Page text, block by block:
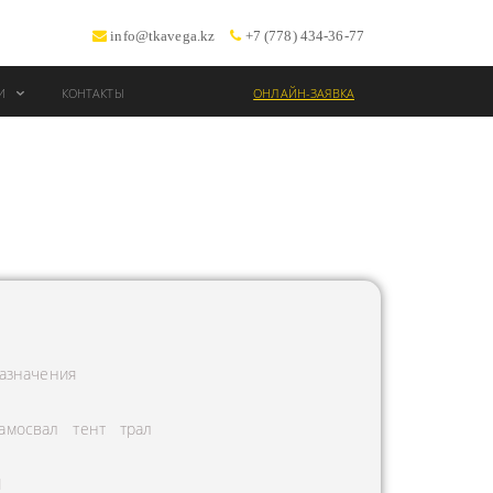
info@tkavega.kz +7 (778) 434-36-77
КОНТАКТЫ ОНЛАЙН-ЗАЯВКА
тент трал